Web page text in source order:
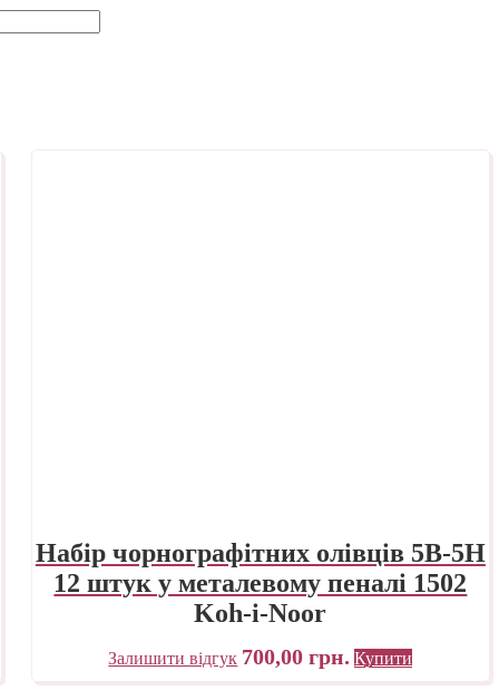
Набір чорнографітних олівців 5B-5H
12 штук у металевому пеналі 1502
Koh-i-Noor
Залишити відгук 700,00грн. Купити